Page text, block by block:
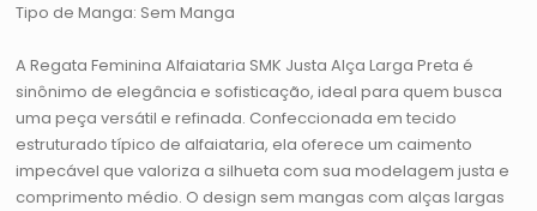
Tipo de Manga: Sem Manga
A Regata Feminina Alfaiataria SMK Justa Alça Larga Preta é
sinônimo de elegância e sofisticação, ideal para quem busca
uma peça versátil e refinada. Confeccionada em tecido
estruturado típico de alfaiataria, ela oferece um caimento
impecável que valoriza a silhueta com sua modelagem justa e
comprimento médio. O design sem mangas com alças largas